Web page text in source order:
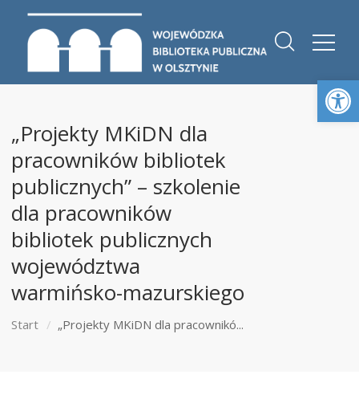
„Projekty MKiDN dla
pracowników bibliotek
publicznych” – szkolenie
dla pracowników
bibliotek publicznych
województwa
warmińsko-mazurskiego
Start „Projekty MKiDN dla pracownikó...